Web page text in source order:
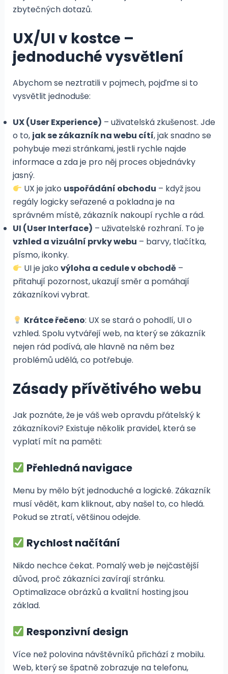
zbytečných dotazů.
UX/UI v kostce –
jednoduché vysvětlení
Abychom se neztratili v pojmech, pojďme si to
vysvětlit jednoduše:
UX (User Experience) – uživatelská zkušenost. Jde
o to, jak se zákazník na webu cítí, jak snadno se
pohybuje mezi stránkami, jestli rychle najde
informace a zda je pro něj proces objednávky
jasný.
UX je jako uspořádání obchodu – když jsou
regály logicky seřazené a pokladna je na
správném místě, zákazník nakoupí rychle a rád.
UI (User Interface) – uživatelské rozhraní. To je
vzhled a vizuální prvky webu – barvy, tlačítka,
písmo, ikonky.
UI je jako výloha a cedule v obchodě–
přitahují pozornost, ukazují směr a pomáhají
zákazníkovi vybrat.
Krátce řečeno: UX se stará o pohodlí, UI o
vzhled. Spolu vytvářejí web, na který se zákazník
nejen rád podívá, ale hlavně na něm bez
problémů udělá, co potřebuje.
Zásady přívětivého webu
Jak poznáte, že je váš web opravdu přátelský k
zákazníkovi? Existuje několik pravidel, která se
vyplatí mít na paměti:
Přehledná navigace
Menu by mělo být jednoduché a logické. Zákazník
musí vědět, kam kliknout, aby našel to, co hledá.
Pokud se ztratí, většinou odejde.
Rychlost načítání
Nikdo nechce čekat. Pomalý web je nejčastější
důvod, proč zákazníci zavírají stránku.
Optimalizace obrázků a kvalitní hosting jsou
základ.
Responzivní design
Více než polovina návštěvníků přichází z mobilu.
Web, který se špatně zobrazuje na telefonu,